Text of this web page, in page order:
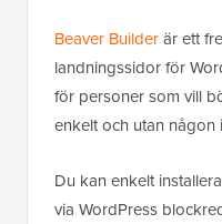
Beaver Builderär ett
landningssidor för
för personer som vill
enkelt och utan någon
Du kan enkelt
via WordPress